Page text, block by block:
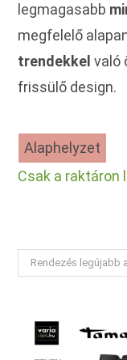
legmagasabb
megfelelő
trendekkel való
frissülő design.
Alaphelyzet
Csak a raktáron
Rendezés legújabb